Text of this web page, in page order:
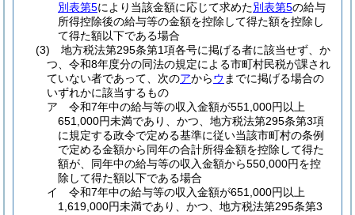
別表第5により当該金額に応じて求めた別表第5の給与
所得控除後の給与等の金額を控除して得た額を控除し
て得た額以下である場合
(3)
地方税法第295条第1項各号に掲げる者に該当せず、か
つ、令和8年度分の同法の規定による市町村民税が課され
ていない者であって、次のアからウ までに掲げる場合の
いずれかに該当するもの
ア
令和7年中の給与等の収入金額が551,000円以上
651,000円未満であり、かつ、地方税法第295条第3項
に規定する政令で定める基準に従い当該市町村の条例
で定める金額から同年の合計所得金額を控除して得た
額が、同年中の給与等の収入金額から550,000円を控
除して得た額以下である場合
イ
令和7年中の給与等の収入金額が651,000円以上
1,619,000円未満であり、かつ、地方税法第295条第3